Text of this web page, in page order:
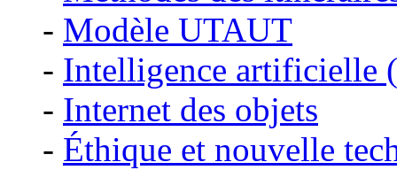
- Modèle UTAUT
- Intelligence artificielle
- Internet des objets
- Éthique et nouvelle